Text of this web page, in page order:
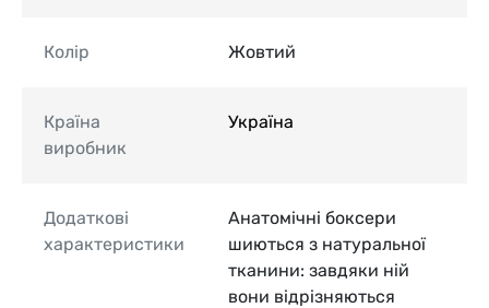
Колір Жовтий
Країна
виробник
Україна
Додаткові
характеристики
Анатомічні боксери
шиються з натуральної
тканини: завдяки ній
вони відрізняються